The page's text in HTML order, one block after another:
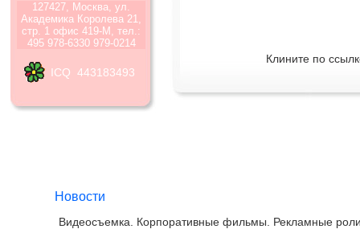
127427, Москва, ул.
Академика Королева 21,
стр. 1 офис 419-М, тел.:
495 978-6330 979-0214
ICQ 443183493
Клините по
Новости
Видеосъемка. Корпоративные фильмы. Рекламные